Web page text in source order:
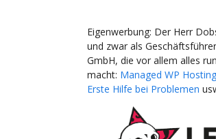
Eigenwerbung: Der Herr
und zwar als
GmbH, die vor allem alles
macht: Managed WP Hosting
Erste Hilfe bei Problemen